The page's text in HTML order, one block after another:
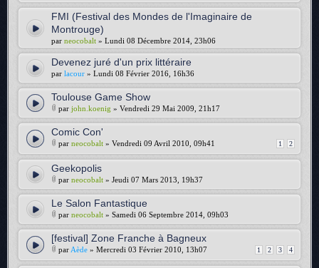
FMI (Festival des Mondes de l'Imaginaire de
Montrouge)
par neocobalt » Lundi 08 Décembre 2014, 23h06
Devenez juré d'un prix littéraire
par lacour » Lundi 08 Février 2016, 16h36
Toulouse Game Show
par john.koenig » Vendredi 29 Mai 2009, 21h17
Comic Con'
1 2
par neocobalt » Vendredi 09 Avril 2010, 09h41
Geekopolis
par neocobalt » Jeudi 07 Mars 2013, 19h37
Le Salon Fantastique
par neocobalt » Samedi 06 Septembre 2014, 09h03
[festival] Zone Franche à Bagneux
1 2 3 4
par Aède » Mercredi 03 Février 2010, 13h07